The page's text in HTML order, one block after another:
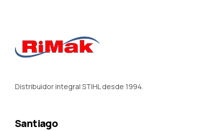
Distribuidor integral STIHL desde 1994.
Santiago